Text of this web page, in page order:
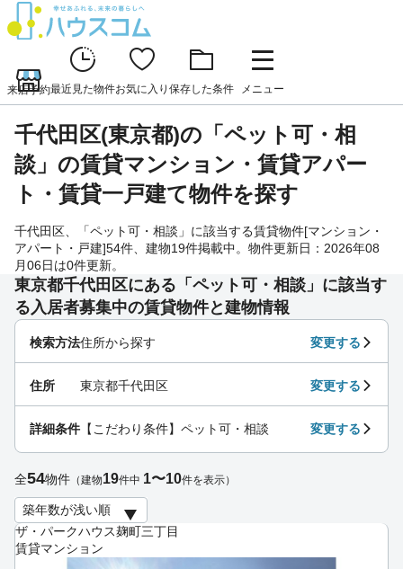
来店予約最近見た物件お気に入り 保存した条件 メニュー
千代田区(東京都)の「ペット可・相
談」の賃貸マンション・賃貸アパー
ト・賃貸一戸建て物件を探す
千代田区、「ペット可・相談」に該当する賃貸物件[マンション・
アパート・戸建]54件、建物19件掲載中。物件更新日：2026年08
月06日は0件更新。
東京都千代田区にある「ペット可・相談」に該当す
る入居者募集中の賃貸物件と建物情報
ザ・パークハウス麹町三丁目
賃貸マンション
検索方法住所から探す 変更する
住所 東京都千代田区 変更する
詳細条件 【こだわり条件】ペット可・相談 変更する
全54物件 （建物19件中 1〜10件を表示）